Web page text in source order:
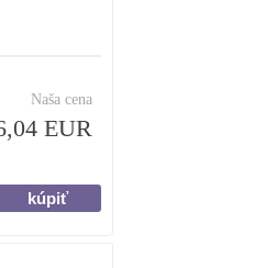
Naša cena
EUR